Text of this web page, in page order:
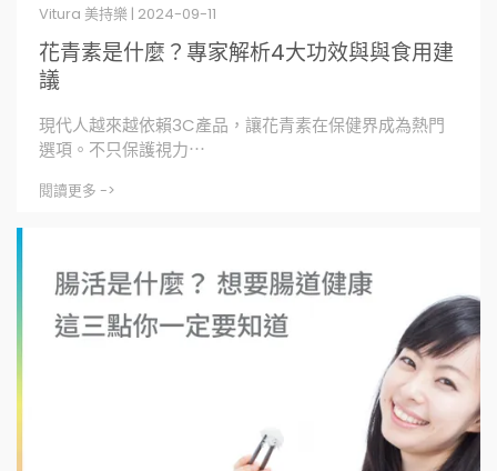
花青素是什麼？專家解析4大功效與與食用建
議
Vitura 美持樂 | 2024-09-11
現代人越來越依賴3C產品，讓花青素在保健界成為熱門
選項。不只保護視力⋯
閱讀更多 ->